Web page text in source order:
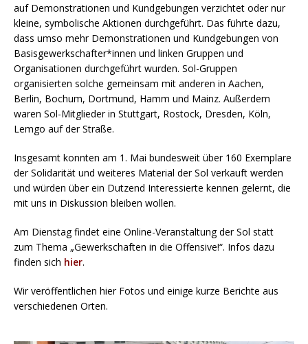
auf Demonstrationen und Kundgebungen verzichtet oder nur
kleine, symbolische Aktionen durchgeführt. Das führte dazu,
dass umso mehr Demonstrationen und Kundgebungen von
Basisgewerkschafter*innen und linken Gruppen und
Organisationen durchgeführt wurden. Sol-Gruppen
organisierten solche gemeinsam mit anderen in Aachen,
Berlin, Bochum, Dortmund, Hamm und Mainz. Außerdem
waren Sol-Mitglieder in Stuttgart, Rostock, Dresden, Köln,
Lemgo auf der Straße.
Insgesamt konnten am 1. Mai bundesweit über 160 Exemplare
der Solidarität und weiteres Material der Sol verkauft werden
und würden über ein Dutzend Interessierte kennen gelernt, die
mit uns in Diskussion bleiben wollen.
Am Dienstag findet eine Online-Veranstaltung der Sol statt
zum Thema „Gewerkschaften in die Offensive!“. Infos dazu
finden sich hier.
Wir veröffentlichen hier Fotos und einige kurze Berichte aus
verschiedenen Orten.